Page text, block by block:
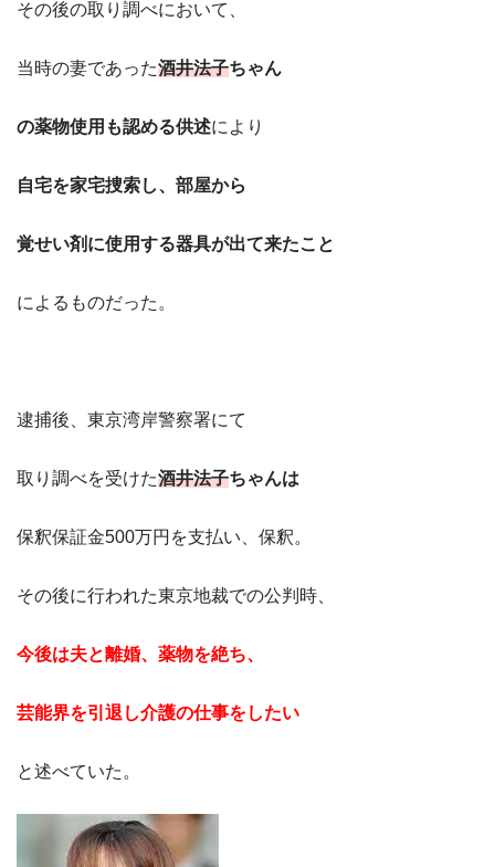
その後の取り調べにおいて、
当時の妻であった酒井法子ちゃん
の薬物使用も認める供述により
自宅を家宅捜索し、部屋から
覚せい剤に使用する器具が出て来たこと
によるものだった。
逮捕後、東京湾岸警察署にて
取り調べを受けた酒井法子ちゃんは
保釈保証金500万円を支払い、保釈。
その後に行われた東京地裁での公判時、
今後は夫と離婚、薬物を絶ち、
芸能界を引退し介護の仕事をしたい
と述べていた。